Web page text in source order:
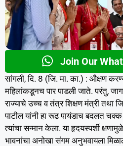
Join Our
सांगली, दि. 8 (जि. मा. का.) : औक्षण
महिलांकडूनच पार पाडली जाते. परंतु,
राज्याचे उच्च व तंत्र शिक्षण मंत्री तथा
पाटील यांनी हा रूढ पायंडाच बदलत चक्क
त्यांचा सन्मान केला. या हृदयस्पर्शी
भावनांचा अनोखा संगम अनुभवायला